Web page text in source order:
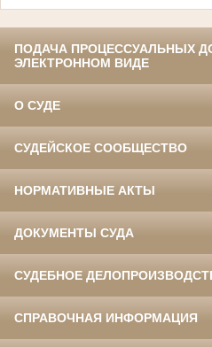
ПОДАЧА ПРОЦЕССУАЛЬНЫХ
ЭЛЕКТРОННОМ ВИДЕ
О СУДЕ
СУДЕЙСКОЕ СООБЩЕСТВО
НОРМАТИВНЫЕ АКТЫ
ДОКУМЕНТЫ СУДА
СУДЕБНОЕ
СПРАВОЧНАЯ ИНФОРМАЦИЯ